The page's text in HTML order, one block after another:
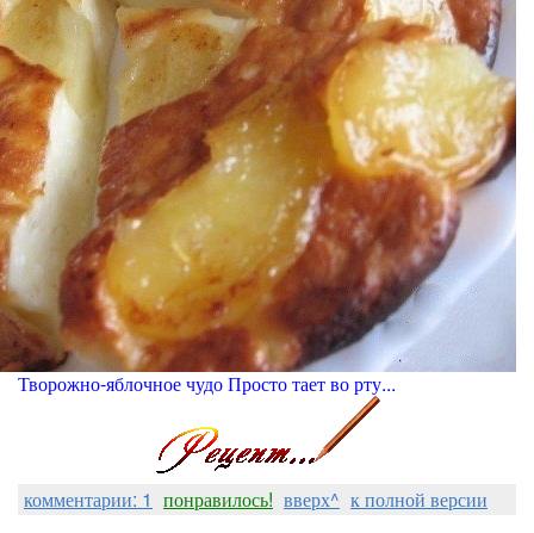
Творожно-яблочное чудо Просто тает во рту...
комментарии: 1 понравилось! вверх^ к полной версии